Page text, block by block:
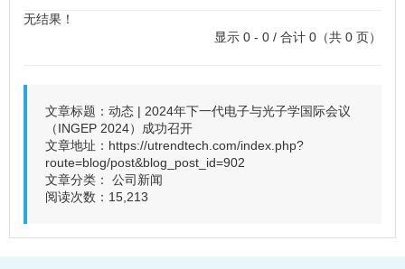
无结果！
显示 0 - 0 / 合计 0（共 0 页）
文章标题：动态 | 2024年下一代电子与光子学国际会议
（INGEP 2024）成功召开
文章地址： https://utrendtech.com/index.php?
route=blog/post&blog_post_id=902
文章分类： 公司新闻
阅读次数：15,213